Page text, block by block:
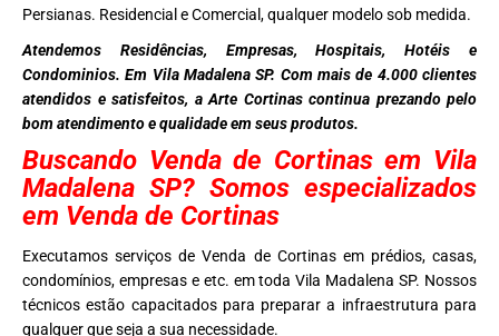
Persianas. Residencial e Comercial, qualquer modelo sob medida.
Atendemos Residências, Empresas, Hospitais, Hotéis e
Condominios. Em Vila Madalena SP. Com mais de 4.000 clientes
atendidos e satisfeitos, a Arte Cortinas continua prezando pelo
bom atendimento e qualidade em seus produtos.
Buscando Venda de Cortinas em Vila
Madalena SP? Somos especializados
em Venda de Cortinas
Executamos serviços de Venda de Cortinas em prédios, casas,
condomínios, empresas e etc. em toda Vila Madalena SP. Nossos
técnicos estão capacitados para preparar a infraestrutura para
qualquer que seja a sua necessidade.